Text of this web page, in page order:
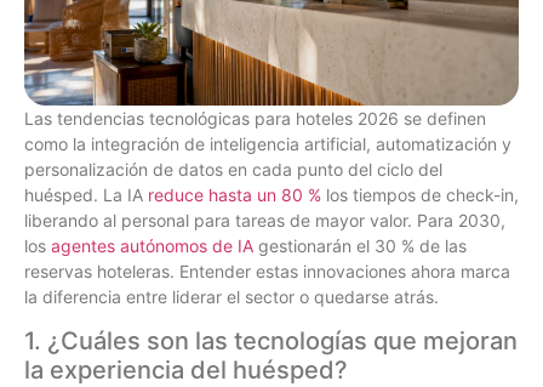
Las tendencias tecnológicas para hoteles 2026 se definen
como la integración de inteligencia artificial, automatización y
personalización de datos en cada punto del ciclo del
huésped. La IA reduce hasta un 80 % los tiempos de check-in,
liberando al personal para tareas de mayor valor. Para 2030,
los agentes autónomos de IA gestionarán el 30 % de las
reservas hoteleras. Entender estas innovaciones ahora marca
la diferencia entre liderar el sector o quedarse atrás.
1. ¿Cuáles son las tecnologías que mejoran
la experiencia del huésped?